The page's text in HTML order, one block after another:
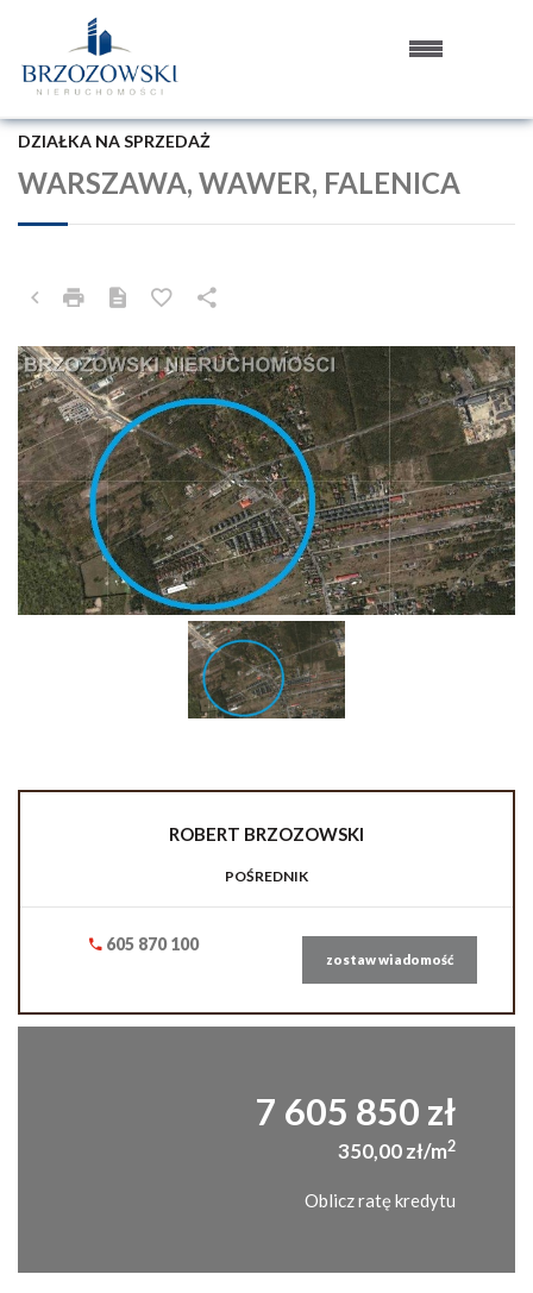
WARSZAWA, WAWER, FALENICA
DZIAŁKA NA SPRZEDAŻ
ROBERT BRZOZOWSKI
POŚREDNIK
605 870 100
zostaw wiadomość
7 605 850 zł
350,00 zł/m2
Oblicz ratę kredytu